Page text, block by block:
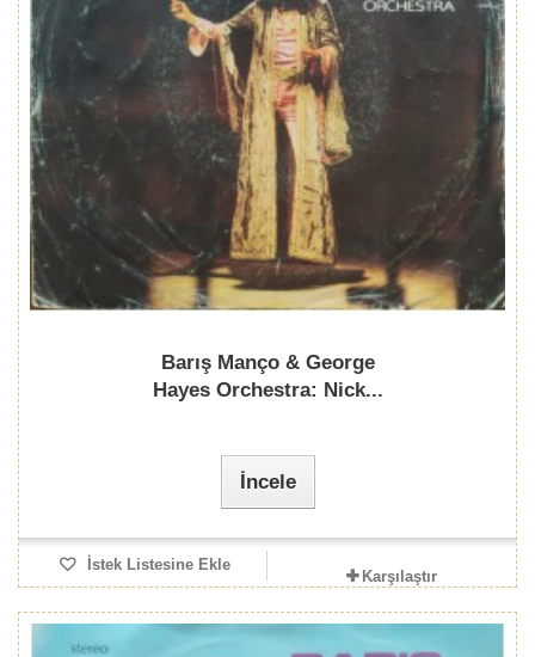
Barış Manço & George
Hayes Orchestra: Nick...
İncele
İstek Listesine Ekle
Karşılaştır